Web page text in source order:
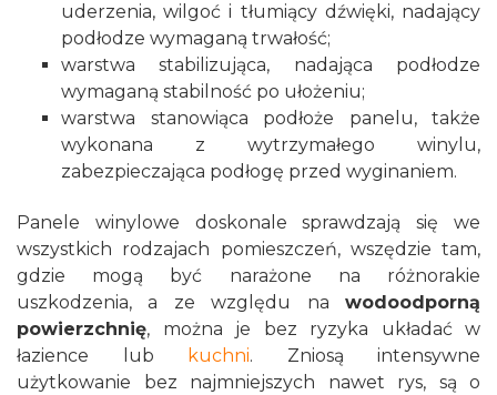
uderzenia, wilgoć i tłumiący dźwięki, nadający
podłodze wymaganą trwałość;
warstwa stabilizująca, nadająca podłodze
wymaganą stabilność po ułożeniu;
warstwa stanowiąca podłoże panelu, także
wykonana z wytrzymałego winylu,
zabezpieczająca podłogę przed wyginaniem.
Panele winylowe doskonale sprawdzają się we
wszystkich rodzajach pomieszczeń, wszędzie tam,
gdzie mogą być narażone na różnorakie
uszkodzenia, a ze względu na wodoodporną
powierzchnię, można je bez ryzyka układać w
łazience lub
kuchni. Zniosą intensywne
użytkowanie bez najmniejszych nawet rys, są o